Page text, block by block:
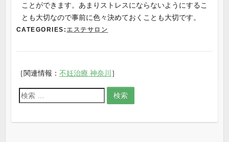
ことができます。あまりストレスにならないようにするこ
とも大切なので事前に色々決めておくことも大切です。
CATEGORIES: エステサロン
［関連情報： 不妊治療 神奈川 ］
検
索